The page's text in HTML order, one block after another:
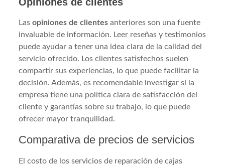
Lasopiniones de clientes anteriores son una fuente
invaluable de información. Leer reseñas y testimonios
puede ayudar a tener una idea clara de la calidad del
servicio ofrecido. Los clientes satisfechos suelen
compartir sus experiencias, lo que puede facilitar la
decisión. Además, es recomendable investigar si la
empresa tiene una política clara de satisfacción del
cliente y garantías sobre su trabajo, lo que puede
ofrecer mayor tranquilidad.
Comparativa de precios de servicios
El costo de los servicios de reparación de cajas